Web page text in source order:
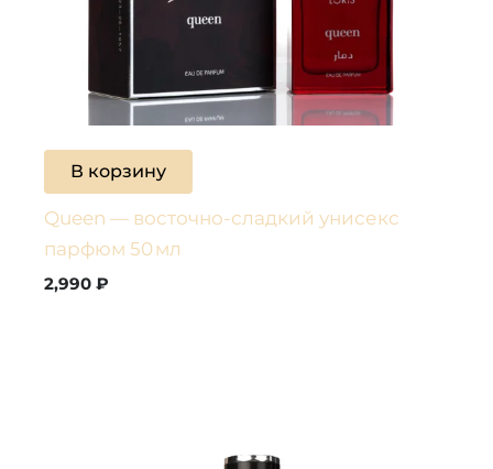
В корзину
Queen — восточно-сладкий унисекс
парфюм 50 мл
2,990₽